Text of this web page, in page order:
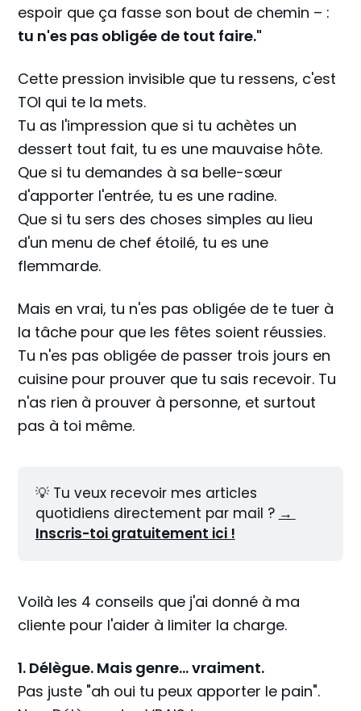
espoir que ça fasse son bout de chemin – :
tu n'es pas obligée de tout faire."
Cette pression invisible que tu ressens, c'est
TOI qui te la mets.
Tu as l'impression que si tu achètes un
dessert tout fait, tu es une mauvaise hôte.
Que si tu demandes à sa belle-sœur
d'apporter l'entrée, tu es une radine.
Que si tu sers des choses simples au lieu
d'un menu de chef étoilé, tu es une
flemmarde.
Mais en vrai, tu n'es pas obligée de te tuer à
la tâche pour que les fêtes soient réussies.
Tu n'es pas obligée de passer trois jours en
cuisine pour prouver que tu sais recevoir. Tu
n'as rien à prouver à personne, et surtout
pas à toi même.
💡 Tu veux recevoir mes articles
quotidiens directement par mail ? →
Inscris-toi gratuitement ici !
Voilà les 4 conseils que j'ai donné à ma
cliente pour l'aider à limiter la charge.
1. Délègue. Mais genre... vraiment.
Pas juste "ah oui tu peux apporter le pain".